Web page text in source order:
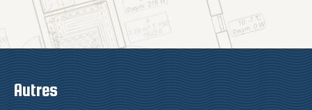
Autres